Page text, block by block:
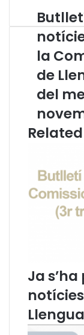
B
u
l
l
e
t
í
d
n
c
a
C
m
i
la
de
del
Ja